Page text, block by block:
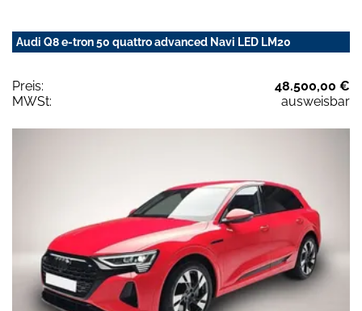
Audi Q8 e-tron 50 quattro advanced Navi LED LM20
Preis:
48.500,00 €
MWSt:
ausweisbar